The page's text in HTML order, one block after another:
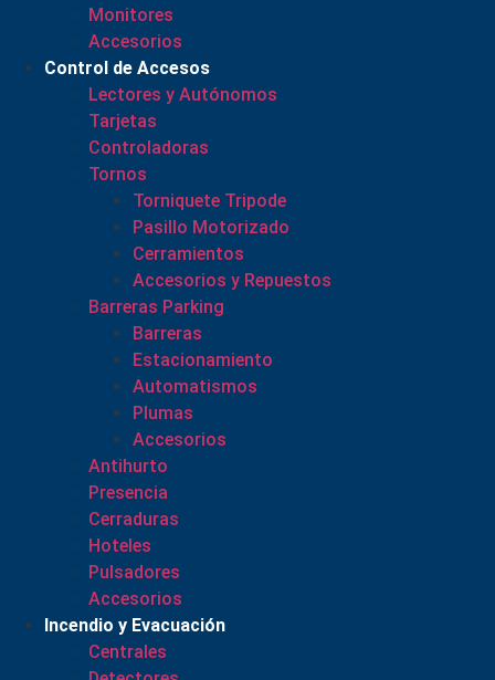
Monitores
Accesorios
Control de Accesos
Lectores y Autónomos
Tarjetas
Controladoras
Tornos
Torniquete Tripode
Pasillo Motorizado
Cerramientos
Accesorios y Repuestos
Barreras Parking
Barreras
Estacionamiento
Automatismos
Plumas
Accesorios
Antihurto
Presencia
Cerraduras
Hoteles
Pulsadores
Accesorios
Incendio y Evacuación
Centrales